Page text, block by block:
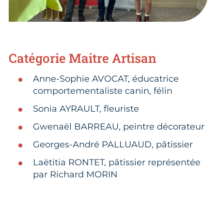
Catégorie Maitre Artisan
Anne-Sophie AVOCAT, éducatrice
comportementaliste canin, félin​
Sonia AYRAULT, fleuriste​
Gwenaël BARREAU, peintre décorateur​
Georges-André PALLUAUD, pâtissier​
Laëtitia RONTET, pâtissier représentée
par Richard MORIN​